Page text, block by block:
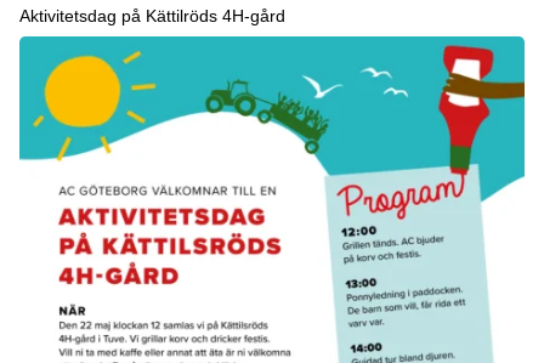
Aktivitetsdag på Kättilröds 4H-gård